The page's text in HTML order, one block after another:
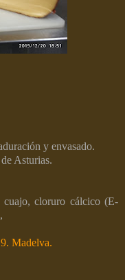
y envasado.
Asturias.
cuajo, cloruro cálcico (E-
Madelva.